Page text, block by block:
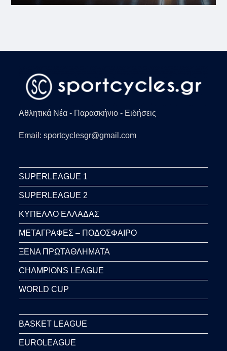
Αθλητικά Νέα - Παρασκήνιο - Ειδήσεις
Email: sportcyclesgr@gmail.com
SUPERLEAGUE 1
SUPERLEAGUE 2
ΚΥΠΕΛΛΟ ΕΛΛΑΔΑΣ
ΜΕΤΑΓΡΑΦΕΣ – ΠΟΔΟΣΦΑΙΡΟ
ΞΕΝΑ ΠΡΩΤΑΘΛΗΜΑΤΑ
CHAMPIONS LEAGUE
WORLD CUP
BASKET LEAGUE
EUROLEAGUE